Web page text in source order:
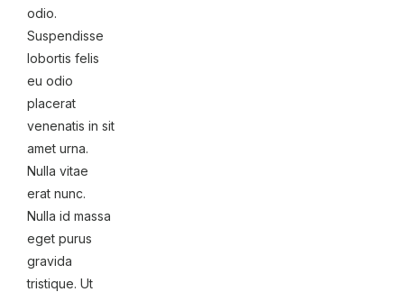
odio.
Suspendisse
lobortis felis
eu odio
placerat
venenatis in sit
amet urna.
Nulla vitae
erat nunc.
Nulla id massa
eget purus
gravida
tristique. Ut